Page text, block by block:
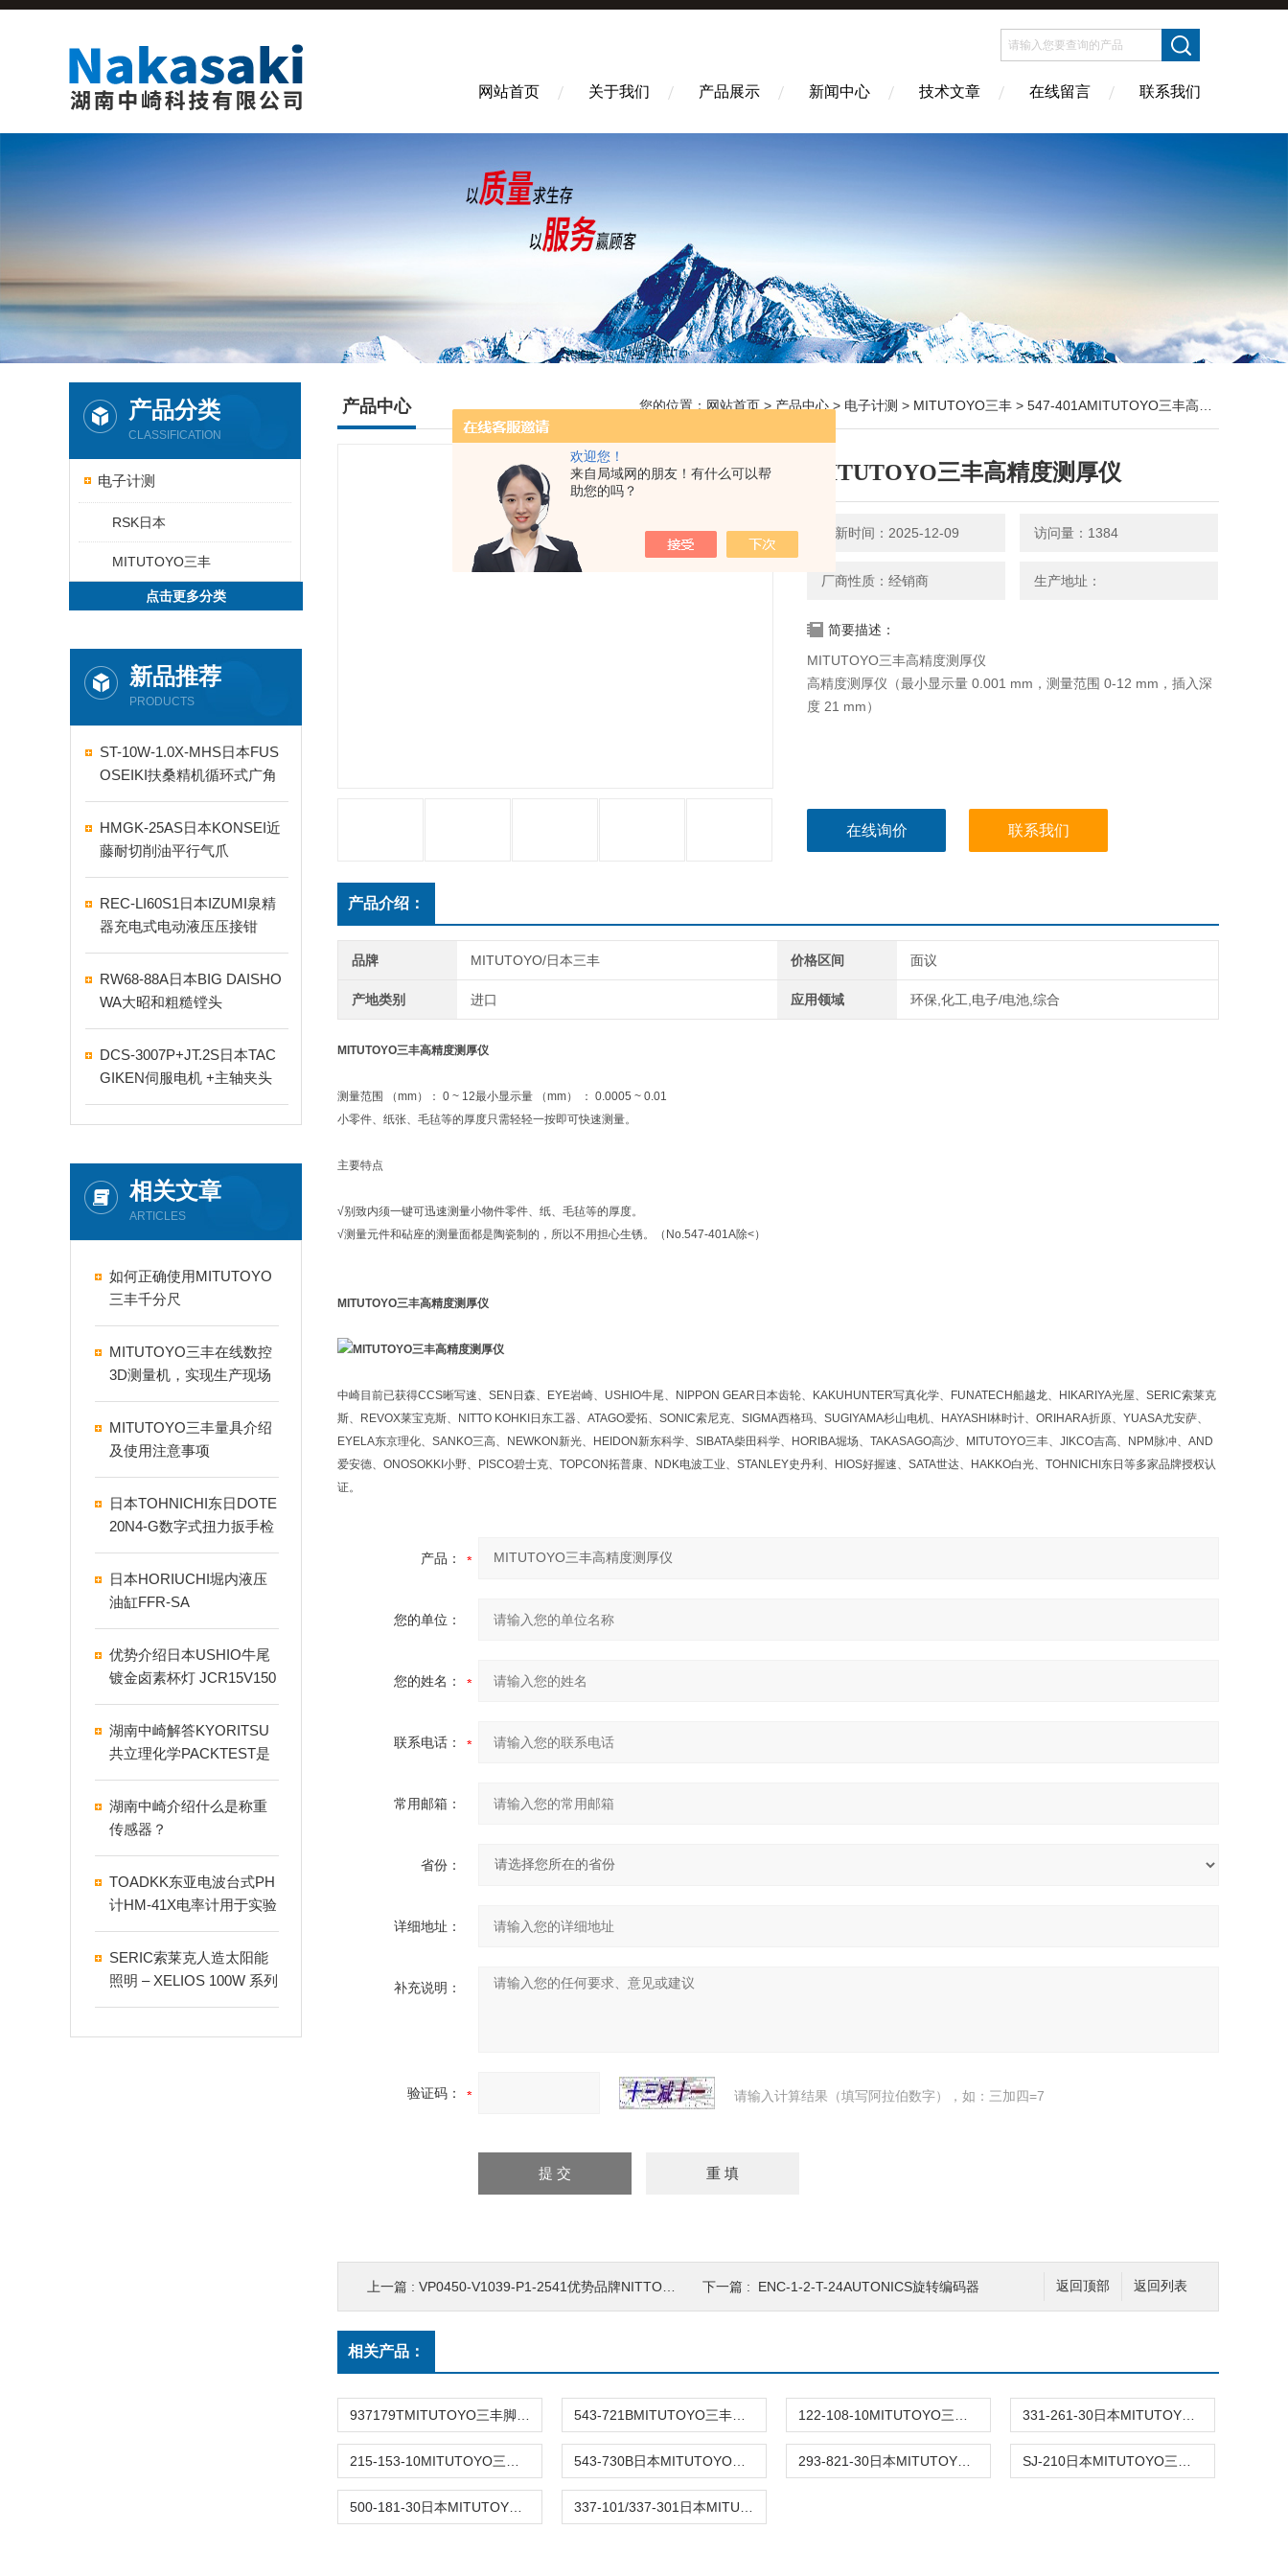
欢迎您！
来自局域网的朋友！有什么可以帮
助您的吗？
网站首页 关于我们 产品展示 新闻中心 技术文章 在线留言 联系我们
产品分类
CLASSIFICATION
电子计测
RSK日本
MITUTOYO三丰
点击更多分类
新品推荐
PRODUCTS
ST-10W-1.0X-MHS日本FUS
OSEIKI扶桑精机循环式广角
自动喷嘴
HMGK-25AS日本KONSEI近
藤耐切削油平行气爪
REC-LI60S1日本IZUMI泉精
器充电式电动液压压接钳
RW68-88A日本BIG DAISHO
WA大昭和粗糙镗头
DCS-3007P+JT.2S日本TAC
GIKEN伺服电机 +主轴夹头
相关文章
ARTICLES
如何正确使用MITUTOYO
三丰千分尺
MITUTOYO三丰在线数控
3D测量机，实现生产现场
高效测量
MITUTOYO三丰量具介绍
及使用注意事项
日本TOHNICHI东日DOTE
20N4‑G数字式扭力扳手检
测仪优势介绍
日本HORIUCHI堀内液压
油缸FFR-SA
优势介绍日本USHIO牛尾
镀金卤素杯灯 JCR15V150
WBAU
湖南中崎解答KYORITSU
共立理化学PACKTEST是
什么
湖南中崎介绍什么是称重
传感器？
TOADKK东亚电波台式PH
计HM-41X电率计用于实验
室
SERIC索莱克人造太阳能
照明 – XELIOS 100W 系列
注意事项
产品中心 您的位置： 网站首页 > 产品中心 > 电子计测 > MITUTOYO三丰 > 547-401AMITUTOYO三丰高精度测厚仪
MITUTOYO三丰高精度测厚仪
更新时间：2025-12-09 访问量：1384
厂商性质：经销商 生产地址：
简要描述：
MITUTOYO三丰高精度测厚仪
高精度测厚仪（最小显示量 0.001 mm，测量范围 0-12 mm，插入深
度 21 mm）
在线询价 联系我们
产品介绍：
品牌 MITUTOYO/日本三丰 价格区间 面议
产地类别 进口 应用领域 环保,化工,电子/电池,综合
MITUTOYO三丰高精度测厚仪
测量范围 （mm）： 0 ~ 12最小显示量 （mm） ： 0.0005 ~ 0.01
小零件、纸张、毛毡等的厚度只需轻轻一按即可快速测量。
主要特点
√别致内须一键可迅速测量小物件零件、纸、毛毡等的厚度。
√测量元件和砧座的测量面都是陶瓷制的，所以不用担心生锈。（No.547-401A除<）
MITUTOYO三丰高精度测厚仪
中崎目前已获得CCS晰写速、SEN日森、EYE岩崎、USHIO牛尾、NIPPON GEAR日本齿轮、KAKUHUNTER写真化学、FUNATECH船越龙、HIKARIYA光屋、SERIC索莱克
斯、REVOX莱宝克斯、NITTO KOHKI日东工器、ATAGO爱拓、SONIC索尼克、SIGMA西格玛、SUGIYAMA杉山电机、HAYASHI林时计、ORIHARA折原、YUASA尤安萨、
EYELA东京理化、SANKO三高、NEWKON新光、HEIDON新东科学、SIBATA柴田科学、HORIBA堀场、TAKASAGO高沙、MITUTOYO三丰、JIKCO吉高、NPM脉冲、AND
爱安德、ONOSOKKI小野、PISCO碧士克、TOPCON拓普康、NDK电波工业、STANLEY史丹利、HIOS好握速、SATA世达、HAKKO白光、TOHNICHI东日等多家品牌授权认
证。
产品：
您的单位：
您的姓名：
联系电话：
常用邮箱：
省份：
详细地址：
补充说明：
验证码： 请输入计算结果（填写阿拉伯数字），如：三加四=7
返回列表
返回顶部
上一篇 : VP0450-V1039-P1-2541优势品牌NITTO日东真空泵 下一篇 : ENC-1-2-T-24AUTONICS旋转编码器
相关产品：